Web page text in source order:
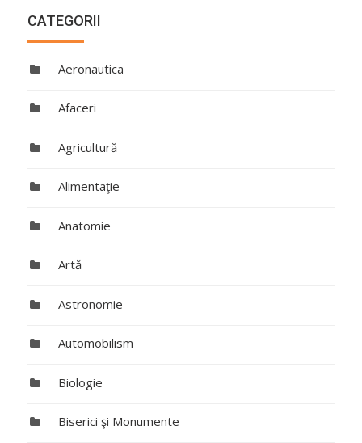
CATEGORII
Aeronautica
Afaceri
Agricultură
Alimentaţie
Anatomie
Artă
Astronomie
Automobilism
Biologie
Biserici şi Monumente